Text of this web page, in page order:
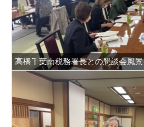
高橋千葉南税務署長との懇談会風景